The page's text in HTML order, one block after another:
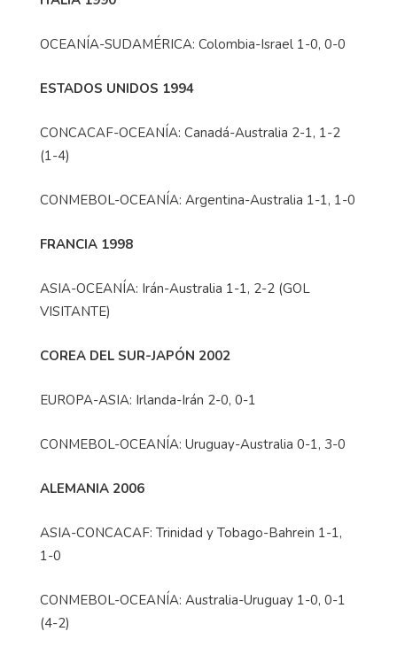
OCEANÍA-SUDAMÉRICA: Colombia-Israel 1-0, 0-0
ESTADOS UNIDOS 1994
CONCACAF-OCEANÍA: Canadá-Australia 2-1, 1-2
(1-4)
CONMEBOL-OCEANÍA: Argentina-Australia 1-1, 1-0
FRANCIA 1998
ASIA-OCEANÍA: Irán-Australia 1-1, 2-2 (GOL
VISITANTE)
COREA DEL SUR-JAPÓN 2002
EUROPA-ASIA: Irlanda-Irán 2-0, 0-1
CONMEBOL-OCEANÍA: Uruguay-Australia 0-1, 3-0
ALEMANIA 2006
ASIA-CONCACAF: Trinidad y Tobago-Bahrein 1-1,
1-0
CONMEBOL-OCEANÍA: Australia-Uruguay 1-0, 0-1
(4-2)